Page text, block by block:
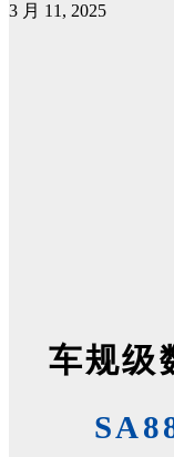
3 月 11, 2025
车规级